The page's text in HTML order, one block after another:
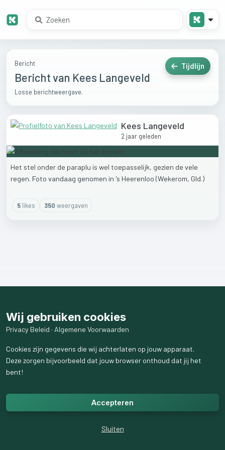
Bericht
Bericht van Kees Langeveld
Losse berichtweergave.
Tijdlijn
Kees Langeveld
2 jaar geleden
Het stel onder de paraplu is wel toepasselijk, gezien de vele
regen. Foto vandaag genomen in 's Heerenloo (Wekerom, Gld.)
5likes 350 weergaven
Wij gebruiken cookies
Privacy Beleid · Algemene Voorwaarden
Cookies zijn gegevens die wij achterlaten op jouw apparaat.
Deze zorgen bijvoorbeeld dat jouw browser onthoud dat jij het
bent!
Accepteren
Sluiten